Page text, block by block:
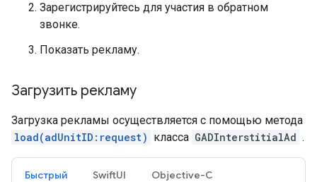
Зарегистрируйтесь для участия в обратном
звонке.
Показать рекламу.
Загрузить рекламу
Загрузка рекламы осуществляется с помощью метода
load(adUnitID:request) класса GADInterstitialAd .
Быстрый SwiftUI Objective-C